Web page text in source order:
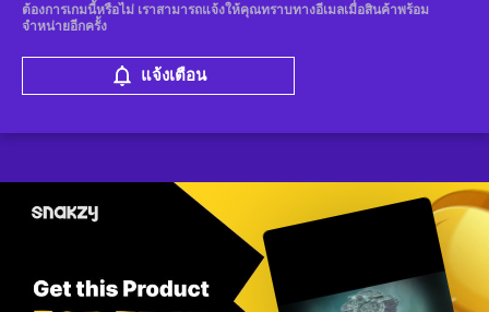
ต้องการเกมนี้หรือไม่ เราสามารถแจ้งให้คุณทราบทางอีเมลเมื่อสินค้าพร้อม
จำหน่ายอีกครั้ง
แจ้งเตือน